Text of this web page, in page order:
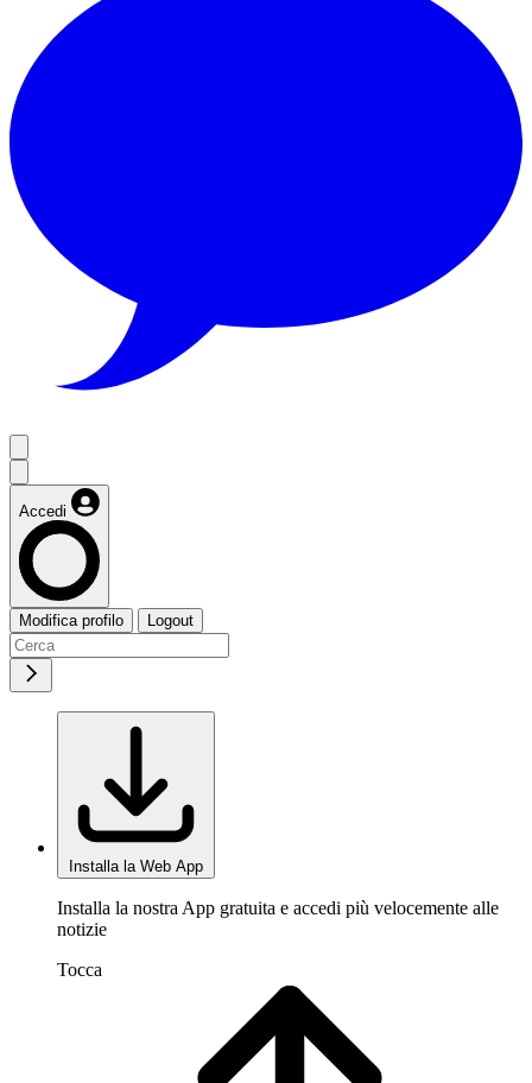
Accedi
Modifica profilo Logout
Installa la Web App
Installa la nostra App gratuita e accedi più velocemente alle
notizie
Tocca